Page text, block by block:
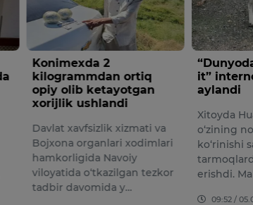
Konimexda 2
kilogrammdan ortiq
opiy olib ketayotgan
xorijlik ushlandi
Davlat xavfsizlik xizmati va
Bojxona organlari xodimlari
hamkorligida Navoiy
viloyatida o‘tkazilgan tezkor
tadbir davomida y…
it”
aylandi
Xitoyda
o‘zining
ko‘rinishi
erishdi.
09:52 /